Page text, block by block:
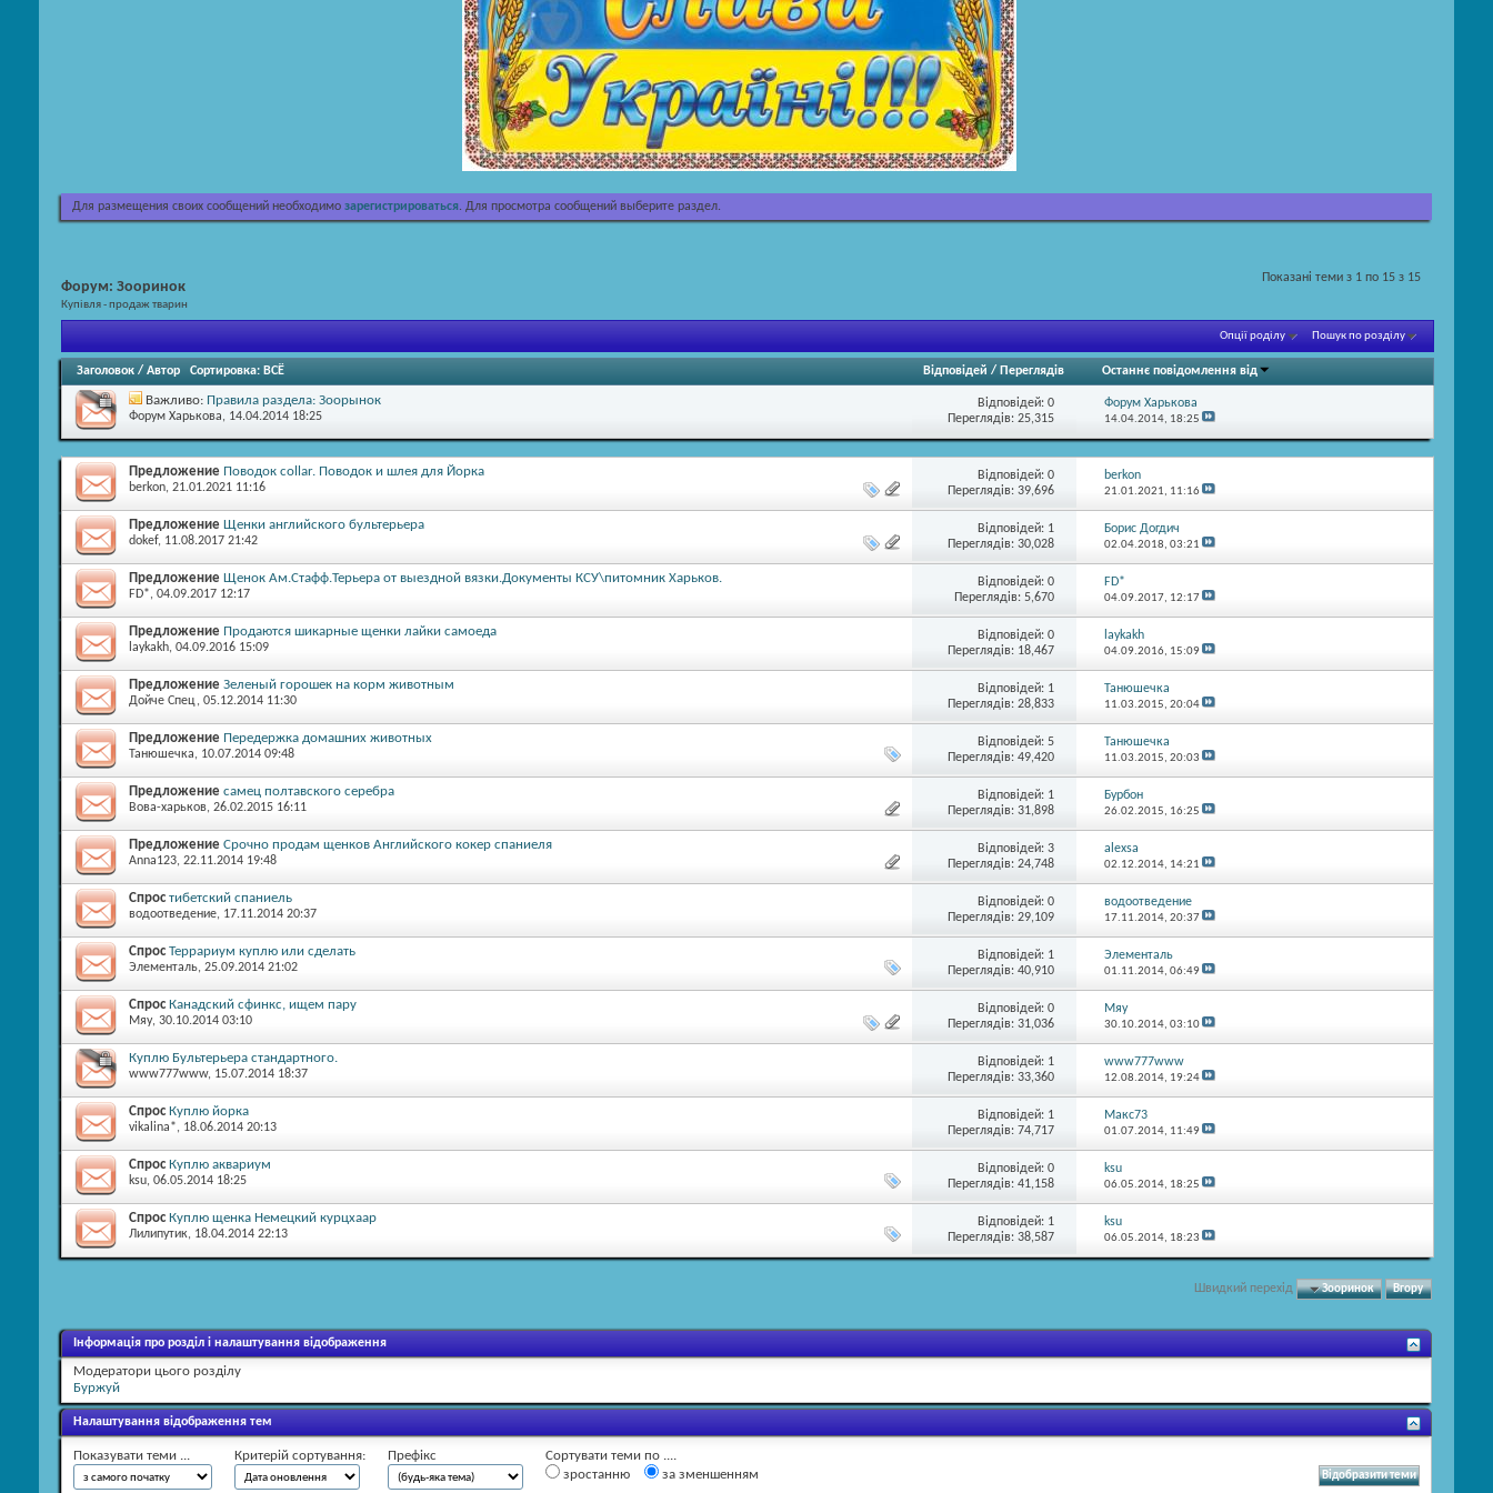
Для размещения своих сообщений необходимо зарегистрироваться. Для просмотра сообщений выберите раздел.
Показані теми з 1 по 15 з 15
Форум: Зооринок
Купівля - продаж тварин
Опції роділу Пошук по розділу
Заголовок / Автор Сортировка: ВСЁ Відповідей / Переглядів Останнє повідомлення від
Важливо: Правила раздела: Зоорынок
Форум Харькова, 14.04.2014 18:25
Відповідей:0
Переглядів: 25,315
Форум Харькова
14.04.2014, 18:25
Предложение Поводок collar. Поводок и шлея для Йорка
berkon, 21.01.2021 11:16
Відповідей:0
Переглядів: 39,696
berkon
21.01.2021, 11:16
Предложение Щенки английского бультерьера
dokef, 11.08.2017 21:42
Відповідей: 1
Переглядів: 30,028
Борис Догдич
02.04.2018, 03:21
Предложение Щенок Ам.Стафф.Терьера от выездной вязки.Документы КСУ\питомник Харьков.
FD*, 04.09.2017 12:17
Відповідей:0
Переглядів: 5,670
FD*
04.09.2017, 12:17
Предложение Продаются шикарные щенки лайки самоеда
laykakh, 04.09.2016 15:09
Відповідей:0
Переглядів: 18,467
laykakh
04.09.2016, 15:09
Предложение Зеленый горошек на корм животным
Дойче Спец, 05.12.2014 11:30
Відповідей: 1
Переглядів: 28,833
Танюшечка
11.03.2015, 20:04
Предложение Передержка домашних животных
Танюшечка, 10.07.2014 09:48
Відповідей:5
Переглядів: 49,420
Танюшечка
11.03.2015, 20:03
Предложение самец полтавского серебра
Вова-харьков, 26.02.2015 16:11
Відповідей: 1
Переглядів: 31,898
Бурбон
26.02.2015, 16:25
Предложение Срочно продам щенков Английского кокер спаниеля
Anna123, 22.11.2014 19:48
Відповідей:3
Переглядів: 24,748
alexsa
02.12.2014, 14:21
Спрос тибетский спаниель
водоотведение, 17.11.2014 20:37
Відповідей:0
Переглядів: 29,109
водоотведение
17.11.2014, 20:37
Спрос Террариум куплю или сделать
Элементаль, 25.09.2014 21:02
Відповідей: 1
Переглядів: 40,910
Элементаль
01.11.2014, 06:49
Спрос Канадский сфинкс, ищем пару
Мяу, 30.10.2014 03:10
Відповідей:0
Переглядів: 31,036
Мяу
30.10.2014, 03:10
Куплю Бультерьера стандартного.
www777www, 15.07.2014 18:37
Відповідей: 1
Переглядів: 33,360
www777www
12.08.2014, 19:24
Спрос Куплю йорка
vikalina*, 18.06.2014 20:13
Відповідей: 1
Переглядів: 74,717
Макс73
01.07.2014, 11:49
Спрос Куплю аквариум
ksu, 06.05.2014 18:25
Відповідей:0
Переглядів: 41,158
ksu
06.05.2014, 18:25
Спрос Куплю щенка Немецкий курцхаар
Лилипутик, 18.04.2014 22:13
Відповідей: 1
Переглядів: 38,587
ksu
06.05.2014, 18:23
Швидкий перехід Зооринок Вгору
Інформація про розділ і налаштування відображення
Модератори цього розділу
Буржуй
Налаштування відображення тем
Показувати теми ... Критерій сортування: Префікс
Сортувати теми по ....
зростанню
за зменшенням